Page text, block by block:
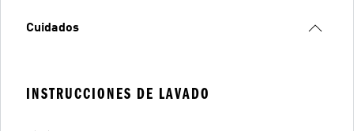
Cuidados
INSTRUCCIONES DE LAVADO